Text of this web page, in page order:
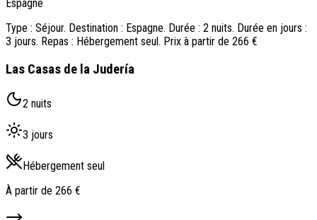
Espagne
Type : Séjour. Destination : Espagne. Durée : 2 nuits. Durée en jours :
3 jours. Repas : Hébergement seul. Prix à partir de 266 €
Las Casas de la Judería
2 nuits
3 jours
Hébergement seul
À partir de 266 €